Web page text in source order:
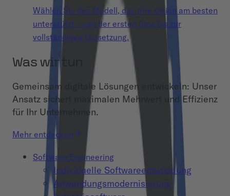
Wählen Sie das Modell, das Ihre Vision am besten
unterstützt – von der ersten Idee bis zur
vollständigen Umsetzung.
Was wir tun
Gemeinsam digitale Lösungen entwickeln: Unser
Ansatz sichert maximalen Mehrwert und Effizienz
für Ihr Unternehmen.
Mehr entdecken
Software Engineering
Individuelle Softwareentwicklung
Anwendungsmodernisierung